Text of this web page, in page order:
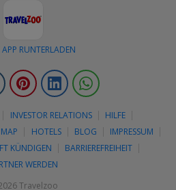
RUNTERLADEN
InstagramPinterestLinkedIn
INVESTOR RELATIONS
HILFE
HOTELS BLOG
IMPRESSUM
KÜNDIGEN
BARRIEREFREIHEIT
WERDEN
Travelzoo